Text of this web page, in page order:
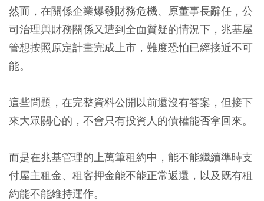
然而，在關係企業爆發財務危機、原董事長辭任，公
司治理與財務關係又遭到全面質疑的情況下，兆基屋
管想按照原定計畫完成上市，難度恐怕已經接近不可
能。
這些問題，在完整資料公開以前還沒有答案，但接下
來大眾關心的，不會只有投資人的債權能否拿回來。
而是在兆基管理的上萬筆租約中，能不能繼續準時支
付屋主租金、租客押金能不能正常返還，以及既有租
約能不能維持運作。